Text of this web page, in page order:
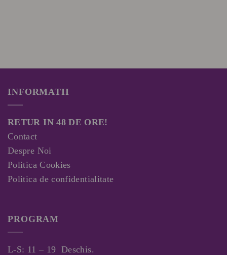
INFORMATII
RETUR IN 48 DE ORE!
Contact
Despre Noi
Politica Cookies
Politica de confidentialitate
PROGRAM
L-S: 11 – 19 Deschis.